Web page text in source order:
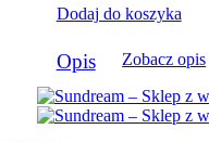
Dodaj do koszyka
Opis Zobacz opis